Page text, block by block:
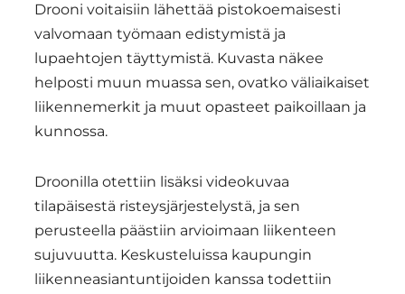
Drooni voitaisiin lähettää pistokoemaisesti
valvomaan työmaan edistymistä ja
lupaehtojen täyttymistä. Kuvasta näkee
helposti muun muassa sen, ovatko väliaikaiset
liikennemerkit ja muut opasteet paikoillaan ja
kunnossa.
Droonilla otettiin lisäksi videokuvaa
tilapäisestä risteysjärjestelystä, ja sen
perusteella päästiin arvioimaan liikenteen
sujuvuutta. Keskusteluissa kaupungin
liikenneasiantuntijoiden kanssa todettiin